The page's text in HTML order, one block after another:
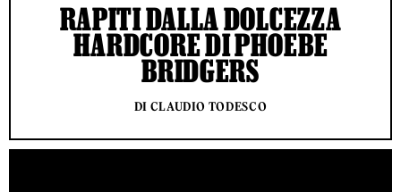
RAPITI DALLA DOLCEZZA
HARDCORE DI PHOEBE
BRIDGERS
DI CLAUDIO TODESCO